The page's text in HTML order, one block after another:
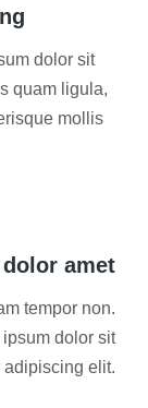
dolor sit
quam ligula,
mollis
amet
tempor non.
dolor sit
adipiscing elit.